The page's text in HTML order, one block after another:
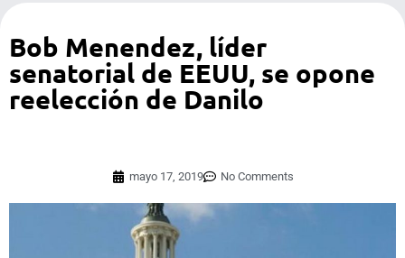
Bob Menendez, líder
senatorial de EEUU, se opone
reelección de Danilo
mayo 17, 2019 No Comments